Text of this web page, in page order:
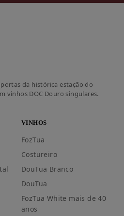
da histórica estação do
vinhos DOC Douro singulares.
VINHOS
FozTua
Costureiro
DouTua Branco
DouTua
FozTua White mais de 40
anos